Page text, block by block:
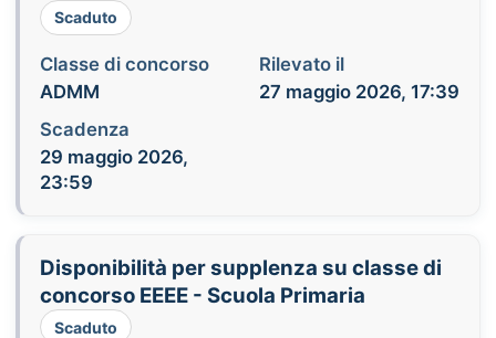
Scaduto
Classe di concorso
ADMM
Rilevato il
27 maggio 2026, 17:39
Scadenza
29 maggio 2026,
23:59
Disponibilità per supplenza su classe di
concorso EEEE - Scuola Primaria
Scaduto